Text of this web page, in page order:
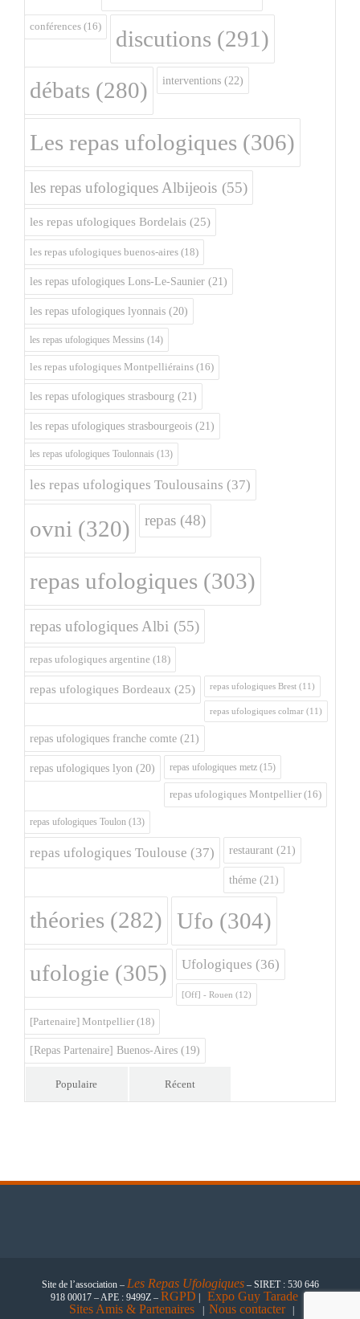
conférences (16) discutions (291)
débats (280) interventions (22)
Les repas ufologiques (306)
les repas ufologiques Albijeois (55)
les repas ufologiques Bordelais (25)
les repas ufologiques buenos-aires (18)
les repas ufologiques Lons-Le-Saunier (21)
les repas ufologiques lyonnais (20)
les repas ufologiques Messins (14)
les repas ufologiques Montpelliérains (16)
les repas ufologiques strasbourg (21)
les repas ufologiques strasbourgeois (21)
les repas ufologiques Toulonnais (13)
les repas ufologiques Toulousains (37)
ovni (320) repas (48)
repas ufologiques (303)
repas ufologiques Albi (55)
repas ufologiques argentine (18)
repas ufologiques Bordeaux (25) repas ufologiques Brest (11)
repas ufologiques colmar (11)
repas ufologiques franche comte (21)
repas ufologiques lyon (20) repas ufologiques metz (15)
repas ufologiques Montpellier (16)
repas ufologiques Toulon (13)
repas ufologiques Toulouse (37) restaurant (21)
théme (21)
théories (282) Ufo (304)
ufologie (305) Ufologiques (36)
[Off] - Rouen (12)
[Partenaire] Montpellier (18)
[Repas Partenaire] Buenos-Aires (19)
Populaire Récent
Site de l’association – Les Repas Ufologiques– SIRET : 530 646
918 00017 – APE : 9499Z – RGPD Expo Guy Tarade
Sites Amis & Partenaires Nous contacter|